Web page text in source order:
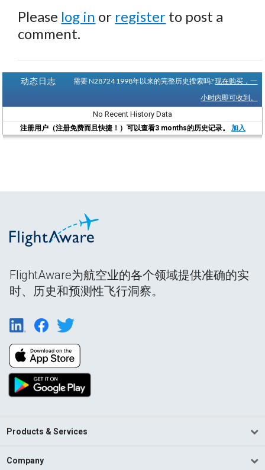
Please log in or register to post a
comment.
动态日志 需要 N28724 1998年以来的完整历史搜索吗?现在购买，一
小时内即可收到。
No Recent History Data
注册用户（注册免费而且快捷！）可以查看3 months的历史记录。 加入
FlightAware为航空业的各个领域提供准确的实
时、历史和预测性飞行洞察。
Products & Services
Company